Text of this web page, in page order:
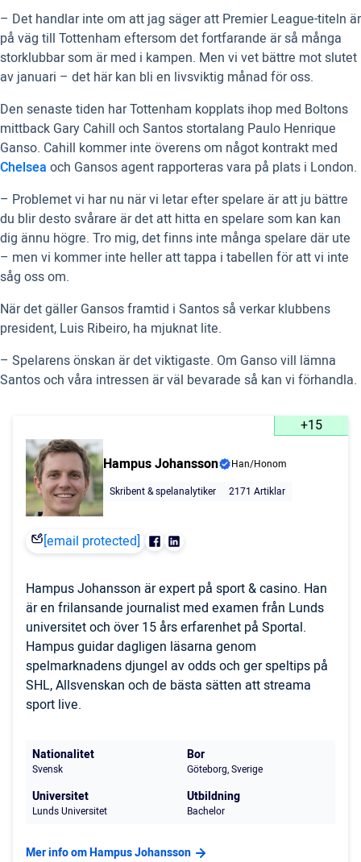
– Det handlar inte om att jag säger att Premier League-titeln är
på väg till Tottenham eftersom det fortfarande är så många
storklubbar som är med i kampen. Men vi vet bättre mot slutet
av januari – det här kan bli en livsviktig månad för oss.
Den senaste tiden har Tottenham kopplats ihop med Boltons
mittback Gary Cahill och Santos stortalang Paulo Henrique
Ganso. Cahill kommer inte överens om något kontrakt med
Chelsea och Gansos agent rapporteras vara på plats i London.
– Problemet vi har nu när vi letar efter spelare är att ju bättre
du blir desto svårare är det att hitta en spelare som kan kan
dig ännu högre. Tro mig, det finns inte många spelare där ute
– men vi kommer inte heller att tappa i tabellen för att vi inte
såg oss om.
När det gäller Gansos framtid i Santos så verkar klubbens
president, Luis Ribeiro, ha mjuknat lite.
– Spelarens önskan är det viktigaste. Om Ganso vill lämna
Santos och våra intressen är väl bevarade så kan vi förhandla.
+15
Hampus Johansson
Han/Honom
Skribent & spelanalytiker
2171 Artiklar
[email protected]
Hampus Johansson är expert på sport & casino. Han
är en frilansande journalist med examen från Lunds
universitet och över 15 års erfarenhet på Sportal.
Hampus guidar dagligen läsarna genom
spelmarknadens djungel av odds och ger speltips på
SHL, Allsvenskan och de bästa sätten att streama
sport live.
Nationalitet
Svensk
Bor
Göteborg, Sverige
Universitet
Lunds Universitet
Utbildning
Bachelor
Mer info om Hampus Johansson